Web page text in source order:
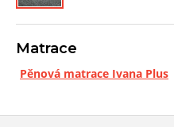
Matrace
Pěnová matrace Ivana Plus